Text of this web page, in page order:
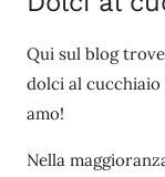
Qui sul blog
dolci al
amo!
Nella